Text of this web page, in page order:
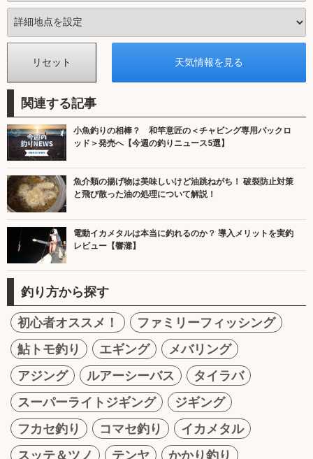
関連する記事
小魚釣りの相棒？ 和竿意匠の＜チャビング専用パックロ
ッド＞発売へ【今週の釣りニュース5選】
魚介類の揚げ物は美味しいけど油跳ねがち！ 破裂防止対策
と飛び散った油の処理について解説！
電動イカメタルは本当に釣れるのか？ 導入メリットを実釣
レビュー【響灘】
釣り方から探す
初心者オススメ！
ファミリーフィッシング
鮎トモ釣り
エギング
メバリング
アジング
ルアーシーバス
タイラバ
スーパーライトジギング
ジギング
フカセ釣り
コマセ釣り
イカメタル
スッテ＆ツノ
テンヤ かかり釣り